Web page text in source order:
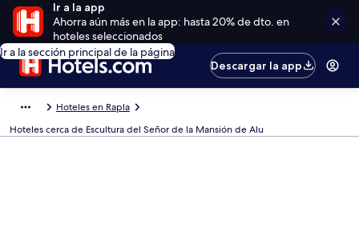
Ir a la app
Ahorra aún más en la app: hasta 20% de dto. en
hoteles seleccionados
Ir a la sección principal de la página
Descargar la app
Hoteles en Rapla
Hoteles cerca de Escultura del Señor de la Mansión de Alu